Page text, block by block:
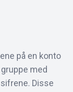
på en konto
med
Disse